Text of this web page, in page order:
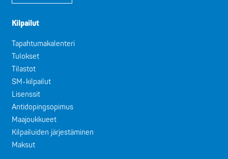
Kilpailut
Tapahtumakalenteri
Tulokset
Tilastot
SM-kilpailut
Lisenssit
Antidopingsopimus
Maajoukkueet
Kilpailuiden järjestäminen
Maksut